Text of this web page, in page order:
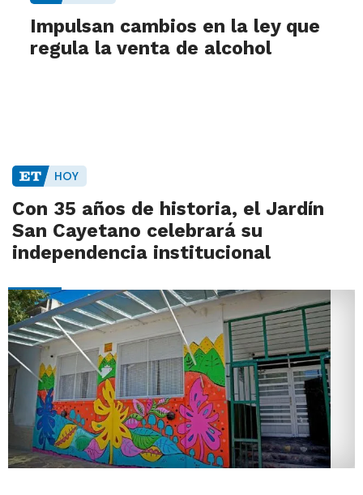
Impulsan cambios en la ley que
regula la venta de alcohol
HOY
Con 35 años de historia, el Jardín
San Cayetano celebrará su
independencia institucional